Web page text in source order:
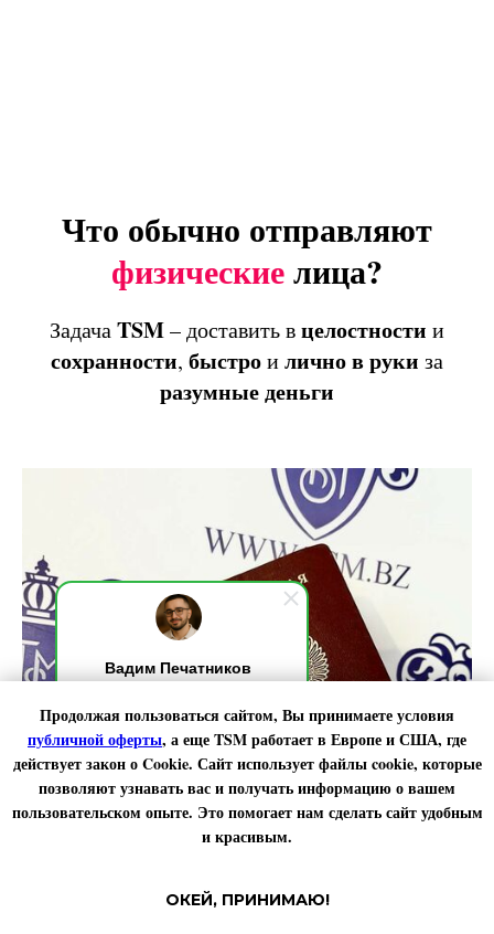
Вадим Печатников
обычно отвечаю за 10 секунд.
По любым вопросами пишите
мне. Я онлайн.
Продолжая пользоваться сайтом, Вы принимаете условия
публичной оферты, а еще TSM работает в ЕвропеиСША, где
действует закон о Cookie. Сайт использует файлы cookie, которые
позволяют узнавать вас и получать информацию о вашем
пользовательском опыте. Это помогает нам сделать сайт удобным
и красивым.
ОКЕЙ, ПРИНИМАЮ!
Что обычно отправляют
физическиелица?
ЗадачаTSM– доставить вцелостности и
сохранности, быстроиличновруки за
разумныеденьги